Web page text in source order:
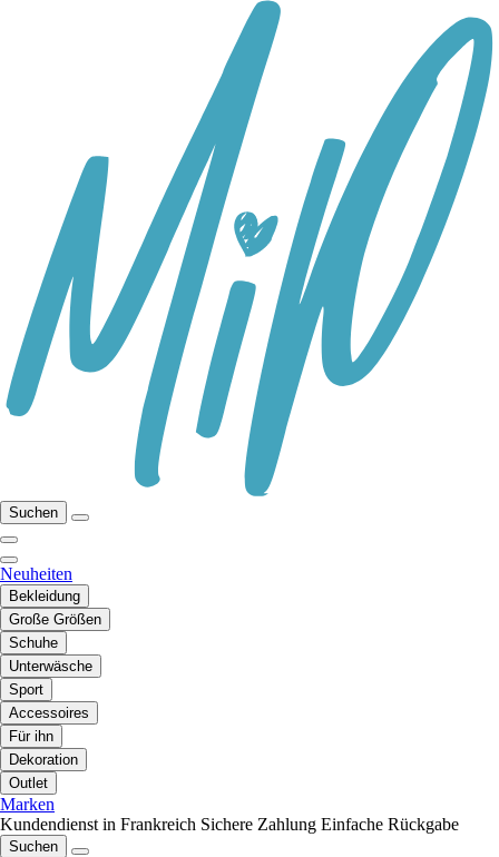
Suchen
Neuheiten
Bekleidung
Große Größen
Schuhe
Unterwäsche
Sport
Accessoires
Für ihn
Dekoration
Outlet
Marken
Kundendienst in Frankreich Sichere Zahlung Einfache Rückgabe
Suchen